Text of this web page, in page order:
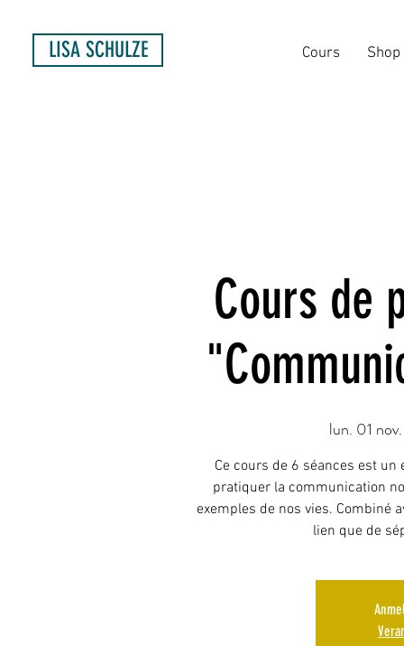
Cours Shop
LISA SCHULZE
Cours de
lun. 01 nov.
Ce cours de 6 séances est
pratiquer la communication
exemples de nos vies. Combiné
lien que de